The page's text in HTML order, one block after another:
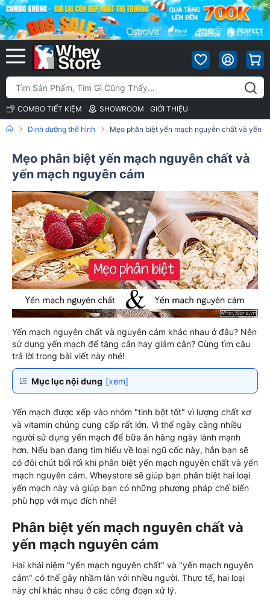
COMBO TIẾT KIỆM SHOWROOM GIỚI THIỆU
Dinh dưỡng thể hình Mẹo phân biệt yến mạch nguyên chất và yến
Mẹo phân biệt yến mạch nguyên chất và
yến mạch nguyên cám
Yến mạch nguyên chất và nguyên cám khác nhau ở đâu? Nên
sử dụng yến mạch để tăng cân hay giảm cân? Cùng tìm câu
trả lời trong bài viết này nhé!
Mục lục nội dung [xem]
Yến mạch được xếp vào nhóm "tinh bột tốt" vì lượng chất xơ
và vitamin chúng cung cấp rất lớn. Vì thế ngày càng nhiều
người sử dụng yến mạch để bữa ăn hàng ngày lành mạnh
hơn. Nếu bạn đang tìm hiểu về loại ngũ cốc này, hẳn bạn sẽ
có đôi chút bối rối khi phân biệt yến mạch nguyên chất và yến
mạch nguyên cám. Wheystore sẽ giúp bạn phân biệt hai loại
yến mạch này và giúp bạn có những phương pháp chế biến
phù hợp với mục đích nhé!
Phân biệt yến mạch nguyên chất và
yến mạch nguyên cám
Hai khái niệm "yến mạch nguyên chất" và "yến mạch nguyên
cám" có thể gây nhầm lẫn với nhiều người. Thực tế, hai loại
này chỉ khác nhau ở các công đoạn xử lý.